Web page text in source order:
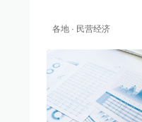
各地 · 民营经济